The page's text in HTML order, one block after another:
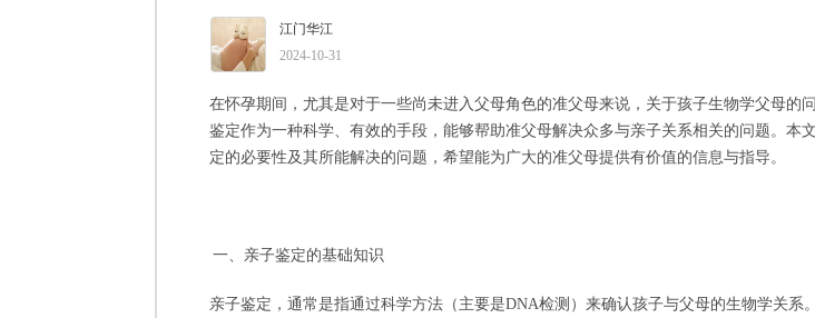
江门华江
2024-10-31
在怀孕期间，尤其是对于一些尚未进入父母角色的准父母来说，关于孩子生物学父母的
鉴定作为一种科学、有效的手段，能够帮助准父母解决众多与亲子关系相关的问题。本
定的必要性及其所能解决的问题，希望能为广大的准父母提供有价值的信息与指导。
一、亲子鉴定的基础知识
亲子鉴定，通常是指通过科学方法（主要是DNA检测）来确认孩子与父母的生物学关系